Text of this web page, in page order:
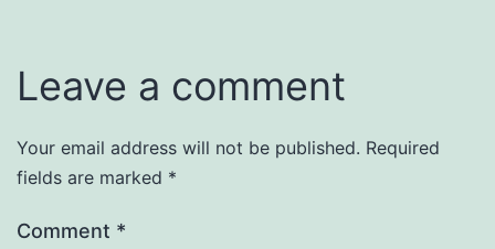
Leave a comment
Your email address will not be published. Required
fields are marked *
Comment *